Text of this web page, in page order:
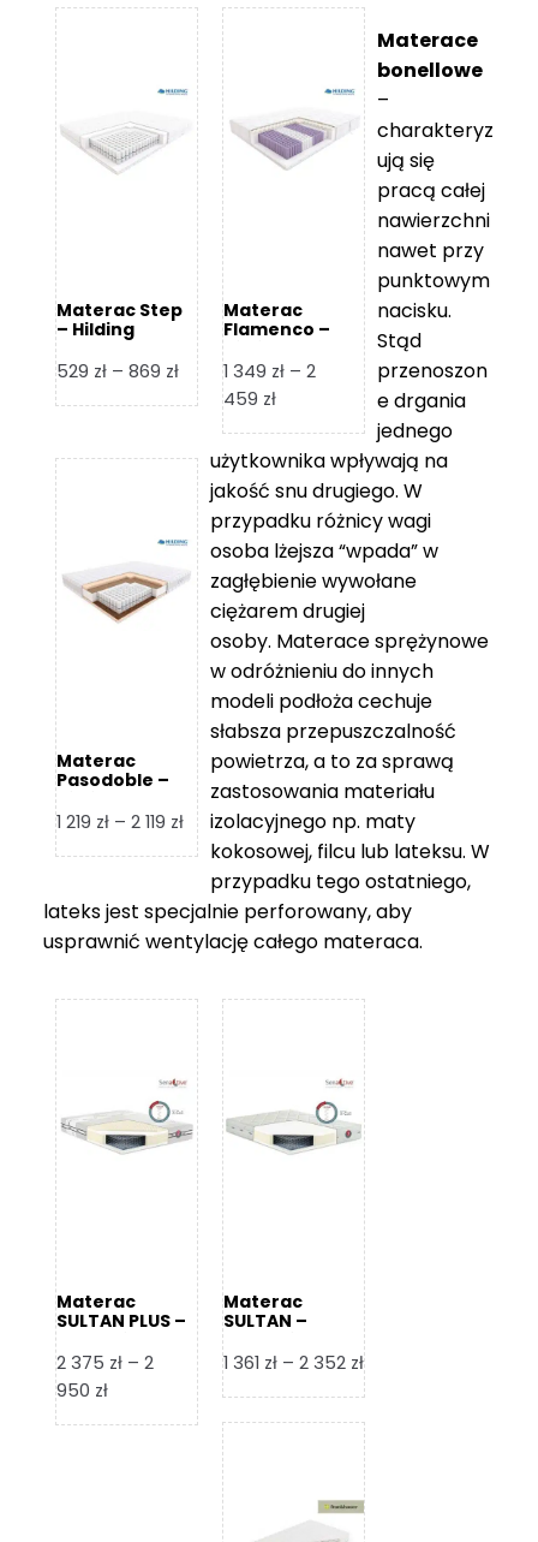
Materac Step
– Hilding
529 zł – 869 złZakres
cen:
529 zł
do
869 zł
Materac
Flamenco –
1 349 zł – 2
459 złZakres
od
1
349 zł
2
459 zł
Materac
Pasodoble –
1 219 zł – 2 119 złZakres
cen:
1
219 zł
do
119 zł
Materace
bonellowe
–
charakteryz
ują się
pracą całej
nawierzchni
nawet przy
punktowym
nacisku.
Stąd
przenoszon
e drgania
jednego
użytkownika wpływają na
jakość snu drugiego. W
przypadku różnicy wagi
osoba lżejsza “wpada” w
zagłębienie wywołane
ciężarem drugiej
osoby. Materace sprężynowe
w odróżnieniu do innych
modeli podłoża cechuje
słabsza przepuszczalność
powietrza, a to za sprawą
zastosowania materiału
izolacyjnego np. maty
kokosowej, filcu lub lateksu. W
przypadku tego ostatniego,
lateks jest specjalnie perforowany, aby
usprawnić wentylację całego materaca.
Materac
SULTAN PLUS –
2 375 zł – 2
950 złZakres
Materac
SULTAN –
1 361 zł – 2 352 złZakres
cen:
od
1
361 zł
do
2